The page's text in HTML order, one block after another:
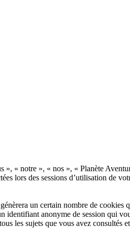
», « notre », « nos », « Planète
lors des sessions d’utilisation de
un certain nombre de cookies
anonyme de session qui
les sujets que vous avez consultés